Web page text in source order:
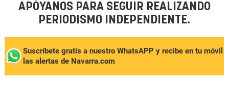
APÓYANOS PARA SEGUIR REALIZANDO
PERIODISMO INDEPENDIENTE.
Suscríbete gratis a nuestro WhatsAPP y recibe en tu móvil
las alertas de Navarra.com